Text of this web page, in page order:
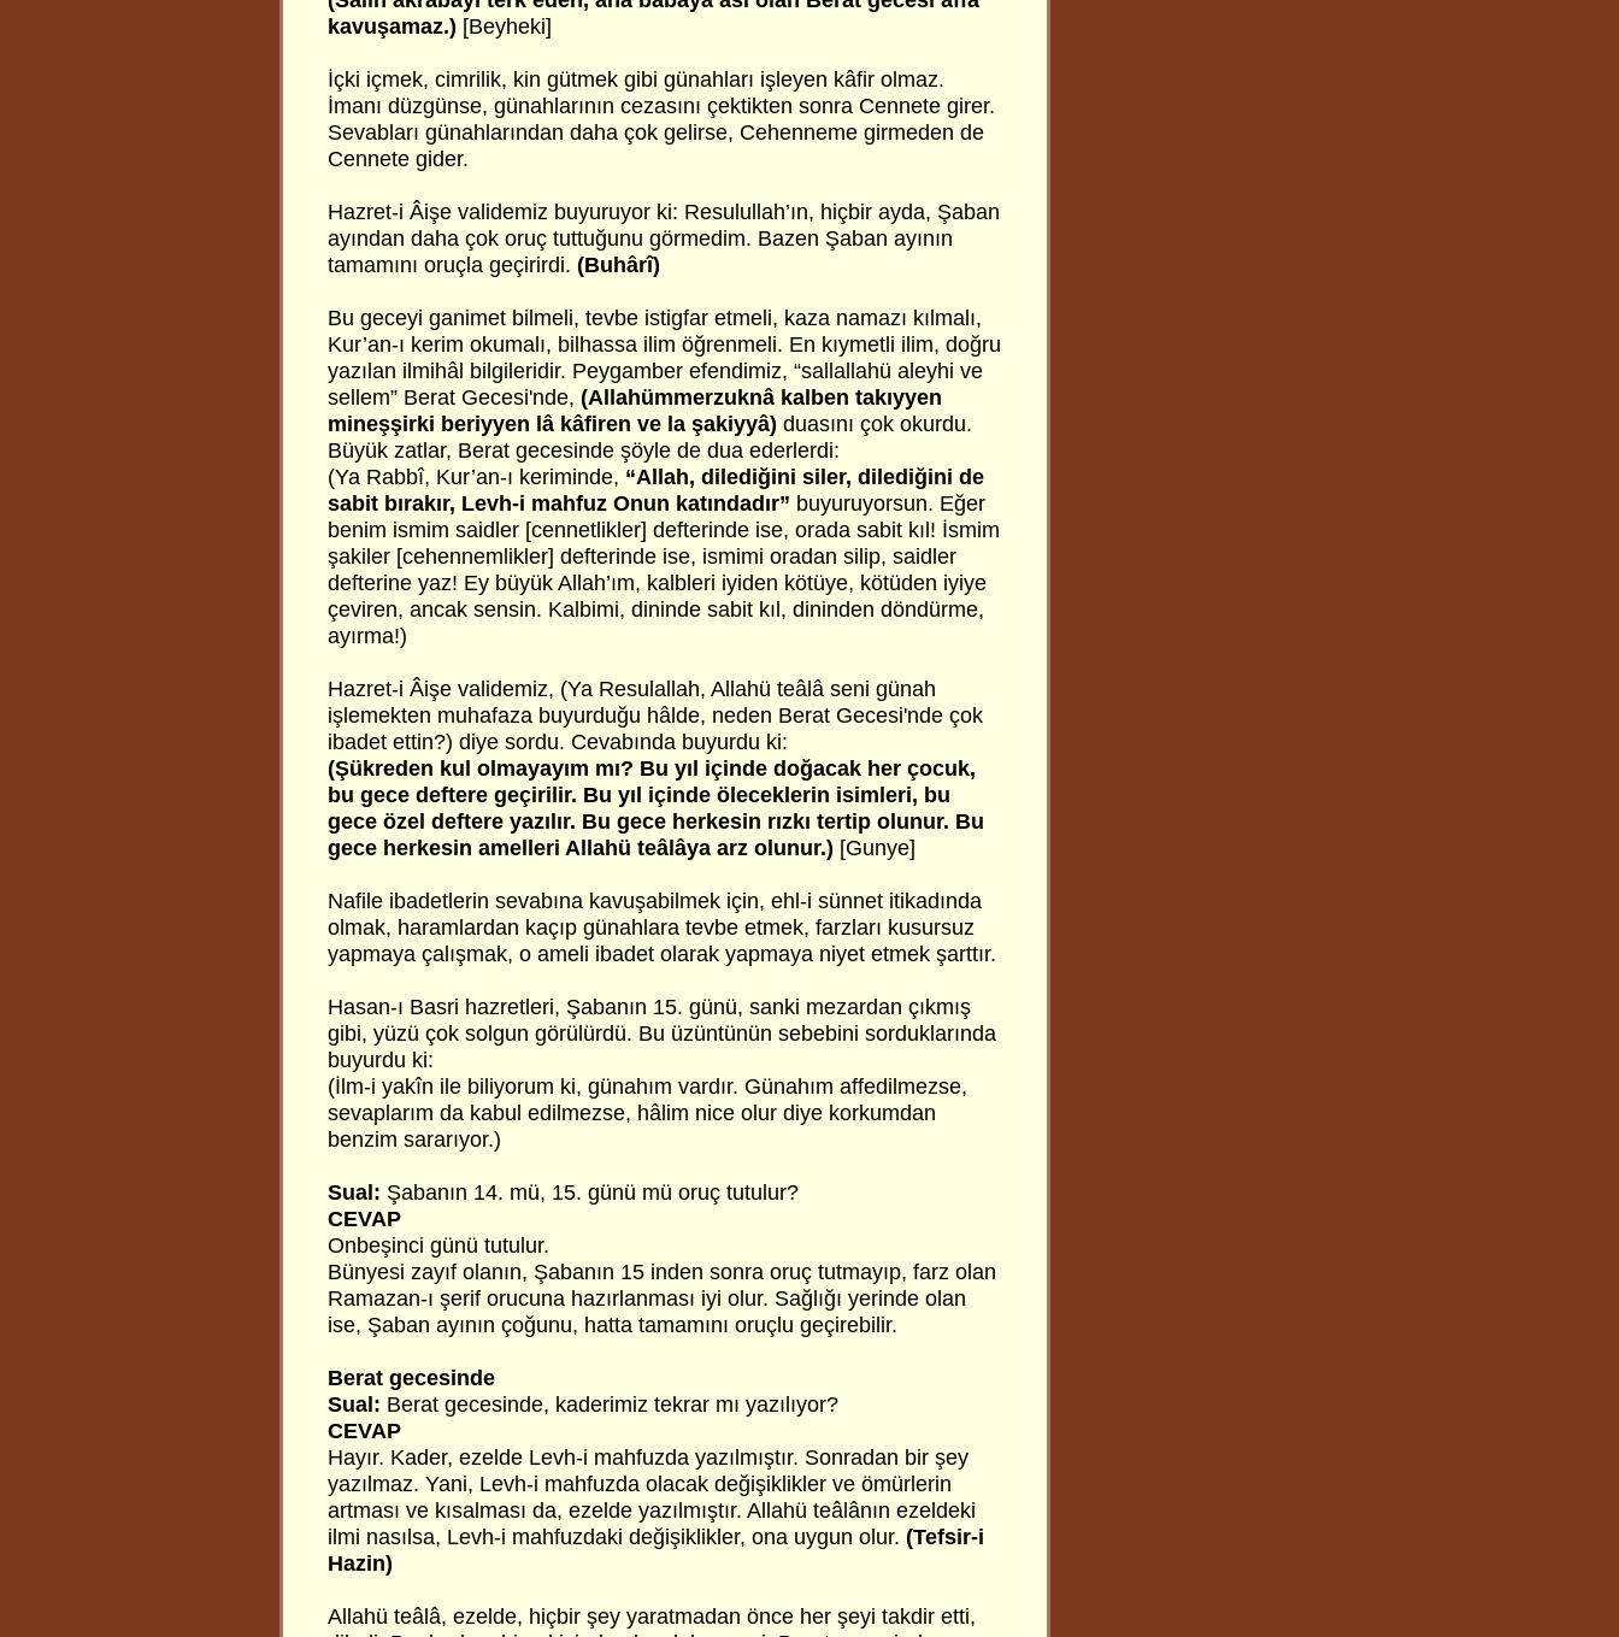
kavuşamaz.) [Beyheki]
İçki içmek, cimrilik, kin gütmek gibi günahları işleyen kâfir olmaz.
İmanı düzgünse, günahlarının cezasını çektikten sonra Cennete girer.
Sevabları günahlarından daha çok gelirse, Cehenneme girmeden de
Cennete gider.
Hazret-i Âişe validemiz buyuruyor ki: Resulullah’ın, hiçbir ayda, Şaban
ayından daha çok oruç tuttuğunu görmedim. Bazen Şaban ayının
tamamını oruçla geçirirdi. (Buhârî)
Bu geceyi ganimet bilmeli, tevbe istigfar etmeli, kaza namazı kılmalı,
Kur’an-ı kerim okumalı, bilhassa ilim öğrenmeli. En kıymetli ilim, doğru
yazılan ilmihâl bilgileridir. Peygamber efendimiz, “sallallahü aleyhi ve
sellem” Berat Gecesi'nde, (Allahümmerzuknâ kalben takıyyen
mineşşirki beriyyen lâ kâfiren ve la şakiyyâ) duasını çok okurdu.
Büyük zatlar, Berat gecesinde şöyle de dua ederlerdi:
(Ya Rabbî, Kur’an-ı keriminde, “Allah, dilediğini siler, dilediğini de
sabit bırakır, Levh-i mahfuz Onun katındadır” buyuruyorsun. Eğer
benim ismim saidler [cennetlikler] defterinde ise, orada sabit kıl! İsmim
şakiler [cehennemlikler] defterinde ise, ismimi oradan silip, saidler
defterine yaz! Ey büyük Allah’ım, kalbleri iyiden kötüye, kötüden iyiye
çeviren, ancak sensin. Kalbimi, dininde sabit kıl, dininden döndürme,
ayırma!)
Hazret-i Âişe validemiz, (Ya Resulallah, Allahü teâlâ seni günah
işlemekten muhafaza buyurduğu hâlde, neden Berat Gecesi'nde çok
ibadet ettin?) diye sordu. Cevabında buyurdu ki:
(Şükreden kul olmayayım mı? Bu yıl içinde doğacak her çocuk,
bu gece deftere geçirilir. Bu yıl içinde öleceklerin isimleri, bu
gece özel deftere yazılır. Bu gece herkesin rızkı tertip olunur. Bu
gece herkesin amelleri Allahü teâlâya arz olunur.) [Gunye]
Nafile ibadetlerin sevabına kavuşabilmek için, ehl-i sünnet itikadında
olmak, haramlardan kaçıp günahlara tevbe etmek, farzları kusursuz
yapmaya çalışmak, o ameli ibadet olarak yapmaya niyet etmek şarttır.
Hasan-ı Basri hazretleri, Şabanın 15. günü, sanki mezardan çıkmış
gibi, yüzü çok solgun görülürdü. Bu üzüntünün sebebini sorduklarında
buyurdu ki:
(İlm-i yakîn ile biliyorum ki, günahım vardır. Günahım affedilmezse,
sevaplarım da kabul edilmezse, hâlim nice olur diye korkumdan
benzim sararıyor.)
Sual: Şabanın 14. mü, 15. günü mü oruç tutulur?
CEVAP
Onbeşinci günü tutulur.
Bünyesi zayıf olanın, Şabanın 15 inden sonra oruç tutmayıp, farz olan
Ramazan-ı şerif orucuna hazırlanması iyi olur. Sağlığı yerinde olan
ise, Şaban ayının çoğunu, hatta tamamını oruçlu geçirebilir.
Berat gecesinde
Sual: Berat gecesinde, kaderimiz tekrar mı yazılıyor?
CEVAP
Hayır. Kader, ezelde Levh-i mahfuzda yazılmıştır. Sonradan bir şey
yazılmaz. Yani, Levh-i mahfuzda olacak değişiklikler ve ömürlerin
artması ve kısalması da, ezelde yazılmıştır. Allahü teâlânın ezeldeki
ilmi nasılsa, Levh-i mahfuzdaki değişiklikler, ona uygun olur. (Tefsir-i
Hazin)
Allahü teâlâ, ezelde, hiçbir şey yaratmadan önce her şeyi takdir etti,